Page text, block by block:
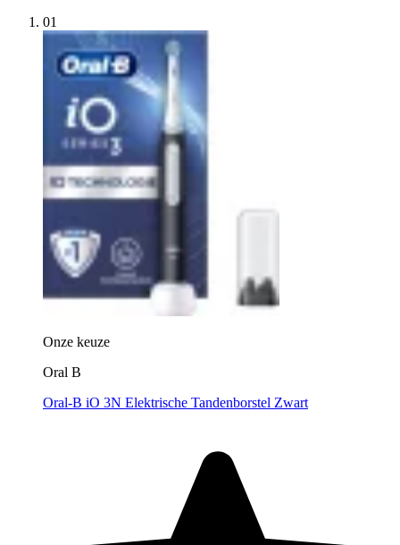
01
Onze keuze
Oral B
Oral-B iO 3N Elektrische Tandenborstel Zwart